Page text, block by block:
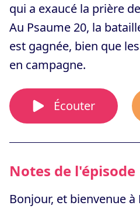
qui a exaucé la prière
Au Psaume 20, la
est gagnée, bien que
en campagne.
Écouter
Notes de l'épisode
Bonjour, et bienvenue